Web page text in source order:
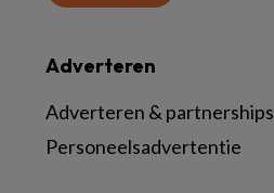
Adverteren
Adverteren & partnerships
Personeelsadvertentie